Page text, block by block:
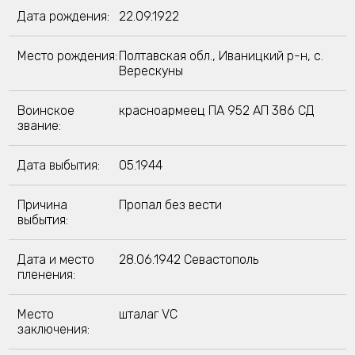
Дата рождения: 22.09.1922
Место рождения: Полтавская обл., Иваницкий р-н, с.
Верескуны
Воинское
звание:
красноармеец ПА 952 АП 386 СД
Дата выбытия: 05.1944
Причина
выбытия:
Пропал без вести
Дата и место
пленения:
28.06.1942 Севастополь
Место
заключения:
шталаг VC